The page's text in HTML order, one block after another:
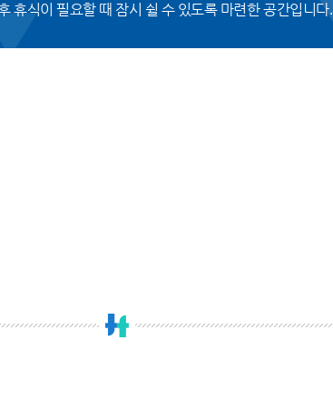
휴식이 필요할 때 잠시 쉴 수 있도록 마련한 공간입니다.